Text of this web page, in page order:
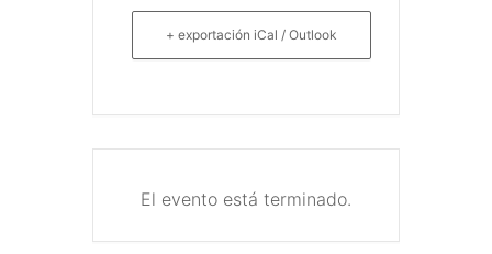
+ exportación iCal / Outlook
El evento está terminado.